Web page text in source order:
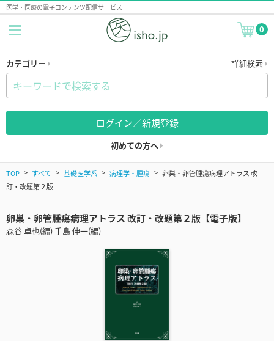
医学・医療の電子コンテンツ配信サービス
0
カテゴリー 詳細検索
ログイン／新規登録
初めての方へ
TOP すべて 基礎医学系 病理学・腫瘍
卵巣・卵管腫瘍病理アトラス 改
訂・改題第２版
卵巣・卵管腫瘍病理アトラス 改訂・改題第２版【電子版】
森谷 卓也(編) 手島 伸一(編)